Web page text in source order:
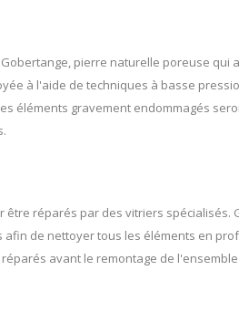
pierre naturelle poreuse qui
à l'aide de techniques à basse
éléments gravement endommagés
réparés par des vitriers spécialisés.
de nettoyer tous les éléments en
avant le remontage de l'ensemble